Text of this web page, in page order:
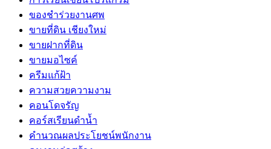
ของชำร่วยงานศพ
ขายที่ดิน เชียงใหม่
ขายฝากที่ดิน
ขายมอไซค์
ครีมแก้ฝ้า
ความสวยความงาม
คอนโดจรัญ
คอร์สเรียนดำน้ำ
คำนวณผลประโยชน์พนักงาน